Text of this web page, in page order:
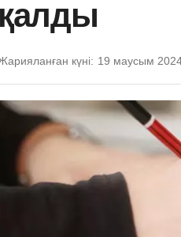
қалды
күні: 19 маусым